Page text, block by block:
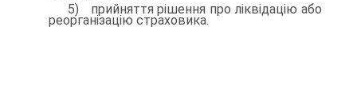
5) прийняття рішення про ліквідацію або
реорганізацію стра­ховика.